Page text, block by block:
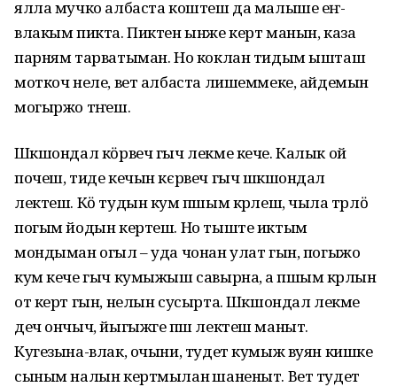
ялла мучко албаста коштеш да малыше еҥ-
влакым пикта. Пиктен ынже керт манын, каза
парням тарватыман. Но коклан тидым ышташ
моткоч неле, вет албаста лишеммеке, айдемын
могыржо тӱҥеш.
Шӱкшондал кӧрвеч гыч лекме кече. Калык ой
почеш, тиде кечын кєрвеч гыч шӱкшондал
лектеш. Кӧ тудын кум ӱпшым кӱрлеш, чыла тӱрлӧ
погым йодын кертеш. Но тыште иктым
мондыман огыл – уда чонан улат гын, погыжо
кум кече гыч кумыжыш савырна, а ӱпшым кӱрлын
от керт гын, нелын сусырта. Шӱкшондал лекме
деч ончыч, йыгыжге ӱпш лектеш маныт.
Кугезына-влак, очыни, тудет кумыж вуян кишке
сыным налын кертмылан ӱшаненыт. Вет тудет